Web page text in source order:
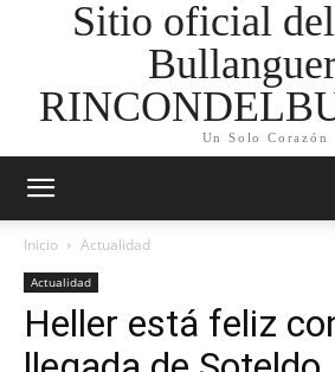
Sitio oficial
Un Solo Corazón
Inicio Actualidad
Actualidad
Heller está feliz